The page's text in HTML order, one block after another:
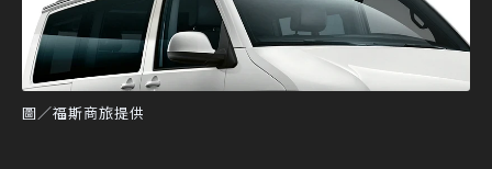
圖／福斯商旅提供